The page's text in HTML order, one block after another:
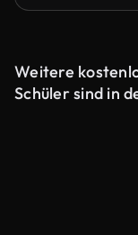
Weitere
Schüler sind in